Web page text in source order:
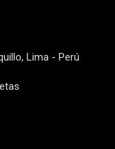
Lima - Perú